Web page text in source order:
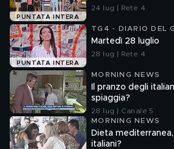
PUNTATA INTERA
24 lug | Rete 4
PUNTATA INTERA
TG4 - DIARIO DEL
Martedì 28 luglio
28 lug | Rete 4
MORNING NEWS
Il pranzo degli
spiaggia?
28 lug | Canale 5
MORNING NEWS
Dieta
italiani?